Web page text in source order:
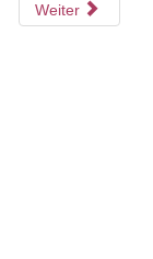
Weiter